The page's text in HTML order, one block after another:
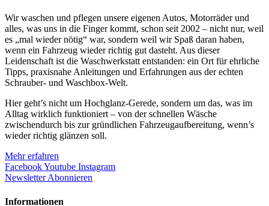
Wir waschen und pflegen unsere eigenen Autos, Motorräder und
alles, was uns in die Finger kommt, schon seit 2002 – nicht nur, weil
es „mal wieder nötig“ war, sondern weil wir Spaß daran haben,
wenn ein Fahrzeug wieder richtig gut dasteht. Aus dieser
Leidenschaft ist die Waschwerkstatt entstanden: ein Ort für ehrliche
Tipps, praxisnahe Anleitungen und Erfahrungen aus der echten
Schrauber- und Waschbox-Welt.
Hier geht’s nicht um Hochglanz-Gerede, sondern um das, was im
Alltag wirklich funktioniert – von der schnellen Wäsche
zwischendurch bis zur gründlichen Fahrzeugaufbereitung, wenn’s
wieder richtig glänzen soll.
Mehr erfahren
FacebookYoutube Instagram
Newsletter Abonnieren
Informationen